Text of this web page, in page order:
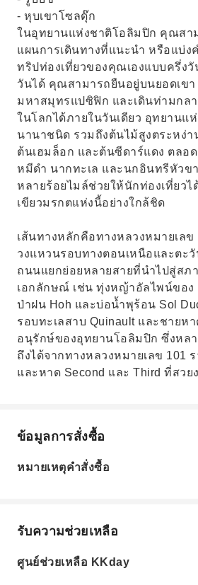
- หุบเขาโซลดุ๊ก
ในอุทยานแห่งชาติโอลิมปิก คุณสา
แผนการเดินทางที่แนะนำ หรือแบ่ง
ทริปท่องเที่ยวของคุณเองแบบครึ่ง
วันได้ คุณสามารถยืนอยู่บนยอดเขา
มหาสมุทรแปซิฟิก และเดินท่ามกล
ในโลกได้ภายในวันเดียว อุทยานแ
นานาชนิด รวมถึงต้นไม้สูงตระหง่
ต้นเฮมล็อก และต้นซีดาร์แดง ตลอ
หมีดำ นากทะเล และนกอินทรีหัวขา
หลายร้อยไมล์ช่วยให้นักท่องเที่ยวไ
เขียวมรกตแห่งนี้อย่างใกล้ชิด
เส้นทางหลักคือทางหลวงหมายเลข
วงแหวนรอบทางตอนเหนือและตะ
ถนนแยกย่อยหลายสายที่นำไปสู่สภ
เอกลักษณ์ เช่น ทุ่งหญ้าอัลไพน์ของ
ป่าฝน Hoh และบ่อน้ำพุร้อน Sol
รอบทะเลสาบ Quinault และชายห
อนุรักษ์ของอุทยานโอลิมปิก ซึ่งหลา
ถึงได้จากทางหลวงหมายเลข 101
และหาด Second และ Third ที่สวย
ข้อมูลการสั่งซื้อ
หมายเหตุคำสั่งซื้อ
รับความช่วยเหลือ
ศูนย์ช่วยเหลือ KKday